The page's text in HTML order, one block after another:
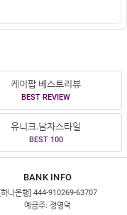
케이팝 베스트리뷰
BEST REVIEW
유니크.남자스타일
BEST 100
BANK INFO
[하나은행] 444-910269-63707
예금주: 정영덕